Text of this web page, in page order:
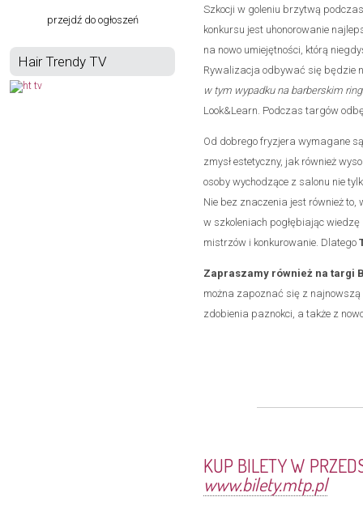
przejdź do ogłoszeń
Hair Trendy TV
Szkocji w goleniu brzytwą
konkursu jest uhonorowanie
na nowo umiejętności, którą
Rywalizacja odbywać się będzie
w tym wypadku na barberskim
Look&Learn. Podczas targów
Od dobrego fryzjera wymagane
zmysł estetyczny, jak również
osoby wychodzące z salonu nie
Nie bez znaczenia jest również
w szkoleniach pogłębiając
mistrzów i konkurowanie. Dlatego
Zapraszamy również na targi
można zapoznać się z
zdobienia paznokci, a także z
KUP BILETY W
www.bilety.mtp.pl